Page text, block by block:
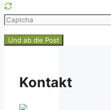
Please
the
CAPTCHA
Kontakt